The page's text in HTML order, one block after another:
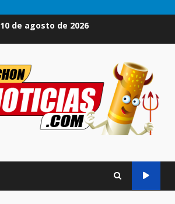
10 de agosto de 2026